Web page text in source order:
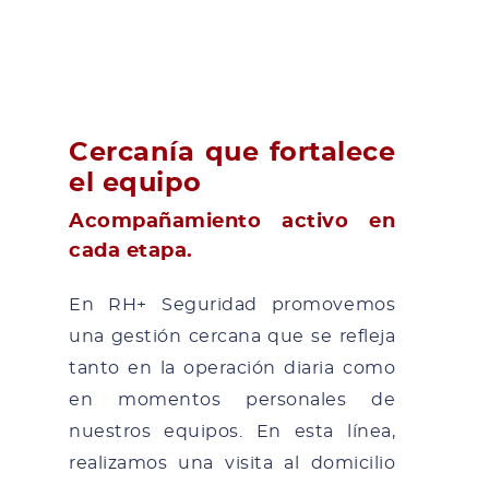
Cercanía que fortalece
el equipo
Acompañamiento activo en
cada etapa.
En RH+ Seguridad promovemos
una gestión cercana que se refleja
tanto en la operación diaria como
en momentos personales de
nuestros equipos. En esta línea,
realizamos una visita al domicilio